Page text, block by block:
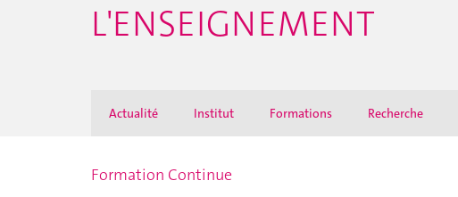
L'ENSEIGNEMENT
Actualité Institut Formations Recherche
Formation Continue